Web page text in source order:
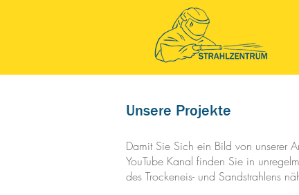
Unsere Projekte
Damit Sie Sich ein Bild von unserer
YouTube Kanal finden Sie in
des Trockeneis- und Sandstrahlens